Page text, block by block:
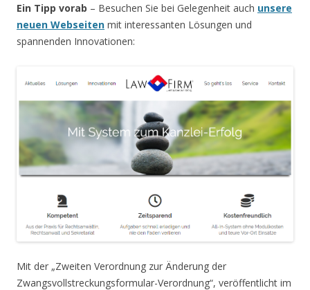
Ein Tipp vorab – Besuchen Sie bei Gelegenheit auch unsere
neuen Webseiten mit interessanten Lösungen und
spannenden Innovationen:
Mit der „Zweiten Verordnung zur Änderung der
Zwangsvollstreckungsformular-Verordnung“, veröffentlicht im